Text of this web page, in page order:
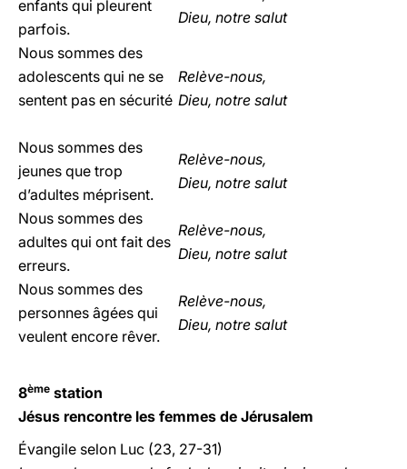
enfants qui pleurent
parfois.
Dieu, notre salut
Nous sommes des
adolescents qui ne se
sentent pas en sécurité
Relève-nous,
Dieu, notre salut
Nous sommes des
jeunes que trop
d’adultes méprisent.
Relève-nous,
Dieu, notre salut
Nous sommes des
adultes qui ont fait des
erreurs.
Relève-nous,
Dieu, notre salut
Nous sommes des
personnes âgées qui
veulent encore rêver.
Relève-nous,
Dieu, notre salut
8ème station
Jésus rencontre les femmes de Jérusalem
Évangile selon Luc (23, 27-31)